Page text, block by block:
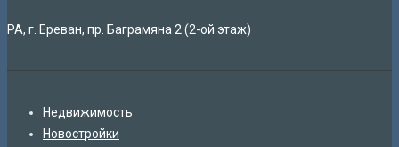
РА, г. Ереван, пр. Баграмяна 2 (2-ой этаж)
Недвижимость
Новостройки